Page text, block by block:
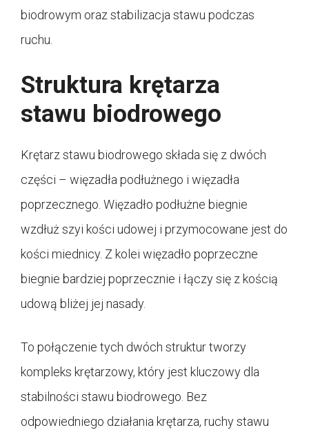
biodrowym oraz stabilizacja stawu podczas
ruchu.
Struktura krętarza
stawu biodrowego
Krętarz stawu biodrowego składa się z dwóch
części – więzadła podłużnego i więzadła
poprzecznego. Więzadło podłużne biegnie
wzdłuż szyi kości udowej i przymocowane jest do
kości miednicy. Z kolei więzadło poprzeczne
biegnie bardziej poprzecznie i łączy się z kością
udową bliżej jej nasady.
To połączenie tych dwóch struktur tworzy
kompleks krętarzowy, który jest kluczowy dla
stabilności stawu biodrowego. Bez
odpowiedniego działania krętarza, ruchy stawu